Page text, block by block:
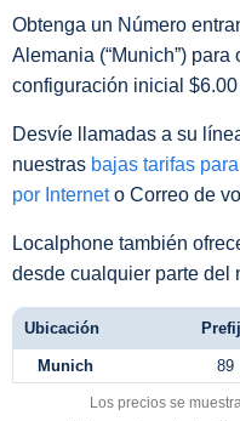
Obtenga un Número
Alemania (“Munich”)
configuración inicial
Desvíe llamadas a su
nuestras bajas tarifas
por Interneto Correo de
Localphone también
desde cualquier parte del
Ubicación
Munich 89
Los precios se